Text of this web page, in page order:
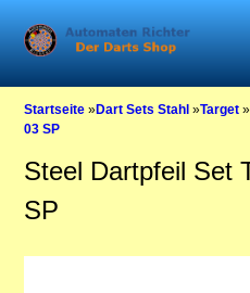
Startseite »Dart Sets Stahl »Target »
03 SP
Steel Dartpfeil Set
SP